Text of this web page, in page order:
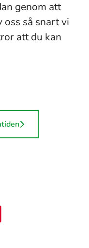
genom att
oss så snart vi
att du kan